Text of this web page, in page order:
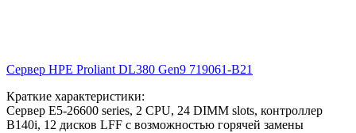
Сервер HPE Proliant DL380 Gen9 719061-B21
Краткие характеристики:
Сервер E5-26600 series, 2 CPU, 24 DIMM slots, контроллер
B140i, 12 дисков LFF с возможностью горячей замены